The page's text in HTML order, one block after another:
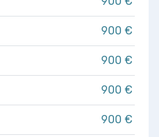
900 €
900 €
900 €
900 €